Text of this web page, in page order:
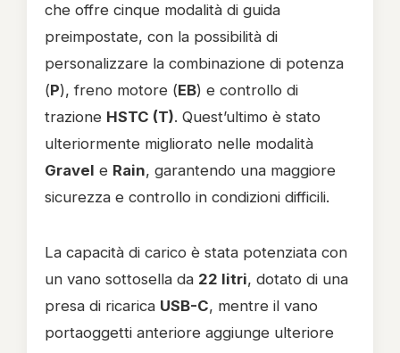
che offre cinque modalità di guida
preimpostate, con la possibilità di
personalizzare la combinazione di potenza
(P), freno motore (EB) e controllo di
trazione HSTC (T). Quest’ultimo è stato
ulteriormente migliorato nelle modalità
Gravel e Rain, garantendo una maggiore
sicurezza e controllo in condizioni difficili.
La capacità di carico è stata potenziata con
un vano sottosella da 22 litri, dotato di una
presa di ricarica USB-C, mentre il vano
portaoggetti anteriore aggiunge ulteriore